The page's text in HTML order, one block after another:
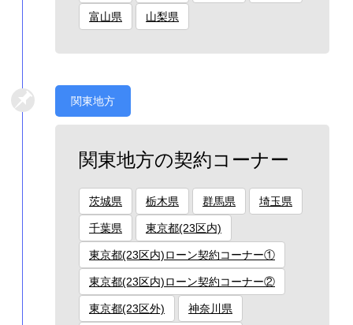
富山県 山梨県
関東地方
関東地方の契約コーナー
茨城県 栃木県 群馬県 埼玉県
千葉県 東京都(23区内)
東京都(23区内)ローン契約コーナー①
東京都(23区内)ローン契約コーナー②
東京都(23区外) 神奈川県